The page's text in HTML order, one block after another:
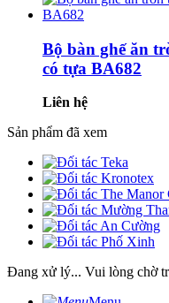
Bộ bàn ghế ăn
có tựa BA682
Liên hệ
Sản phẩm đã xem
Đang xử lý... Vui lòng chờ